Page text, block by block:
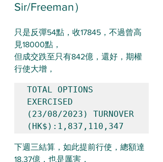
Sir/Freeman）
只是反彈54點，收17845，不過曾高
見18000點，
但成交跌至只有842億，還好，期權
行使大增，
TOTAL OPTIONS
EXERCISED
(23/08/2023) TURNOVER
(HK$):1,837,110,347
下週三結算，如此提前行使，總額達
18.37億，也是厲害，